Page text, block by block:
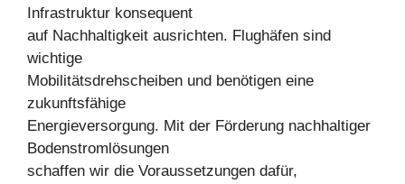
Infrastruktur konsequent
auf Nachhaltigkeit ausrichten. Flughäfen sind
wichtige
Mobilitätsdrehscheiben und benötigen eine
zukunftsfähige
Energieversorgung. Mit der Förderung nachhaltiger
Bodenstromlösungen
schaffen wir die Voraussetzungen dafür,